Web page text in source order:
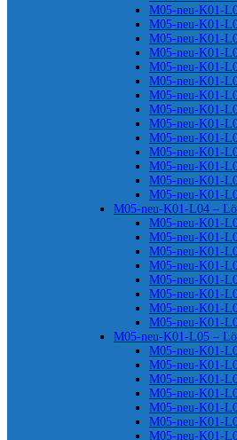
M05-neu-K01-
M05-neu-K01-
M05-neu-K01-
M05-neu-K01-
M05-neu-K01-
M05-neu-K01-
M05-neu-K01-
M05-neu-K01-
M05-neu-K01-
M05-neu-K01-
M05-neu-K01-
M05-neu-K01-
M05-neu-K01-
M05-neu-K01-
M05-neu-K01-L04 –
M05-neu-K01-
M05-neu-K01-
M05-neu-K01-
M05-neu-K01-
M05-neu-K01-
M05-neu-K01-
M05-neu-K01-
M05-neu-K01-
M05-neu-K01-L05 –
M05-neu-K01-
M05-neu-K01-
M05-neu-K01-
M05-neu-K01-
M05-neu-K01-
M05-neu-K01-
M05-neu-K01-